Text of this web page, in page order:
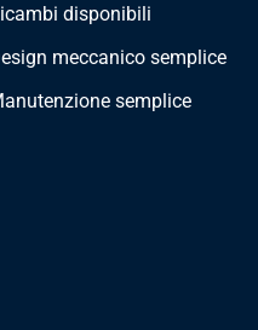
disponibili
meccanico semplice
semplice